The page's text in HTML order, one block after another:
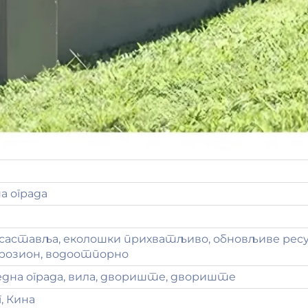
ограда
еколошки прихватљиво, обновљиве
водоотпорно
ограда, вила, двориште, двориште
Кина